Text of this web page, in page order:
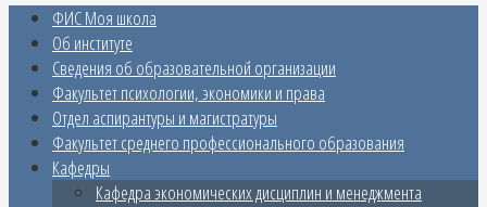
ФИС Моя школа
Об институте
Сведения об образовательной организации
Факультет психологии, экономики и права
Отдел аспирантуры и магистратуры
Факультет среднего профессионального образования
Кафедры
Кафедра экономических дисциплин и менеджмента